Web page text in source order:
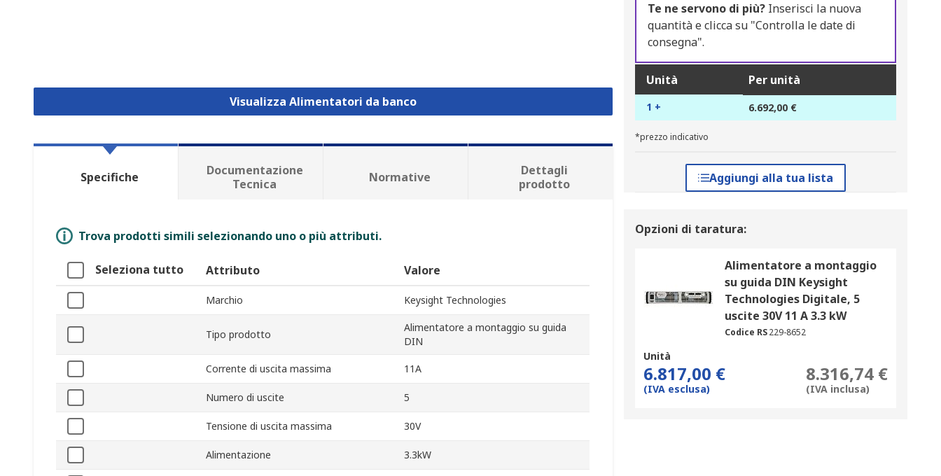
Visualizza Alimentatori da banco
Te ne servono di più?Inserisci la nuova
quantità e clicca su "Controlla le date di
consegna".
Unità Per unità
1 + 6.692,00 €
*prezzo indicativo
Aggiungi alla tua lista
Opzioni di taratura:
Alimentatore a montaggio
su guida DIN Keysight
Technologies Digitale, 5
uscite 30V 11 A 3.3 kW
Codice RS229-8652
Unità
6.817,00 €
(IVA esclusa)
8.316,74 €
(IVA inclusa)
Specifiche
Documentazione
Tecnica
Normative
Dettagli
prodotto
Trova prodotti simili selezionando uno o più attributi.
Seleziona tutto Attributo Valore
Marchio Keysight Technologies
Tipo prodotto
Alimentatore a montaggio su guida
DIN
Corrente di uscita massima 11A
Numero di uscite 5
Tensione di uscita massima 30V
Alimentazione 3.3kW